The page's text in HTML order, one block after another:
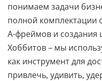
понимаем задачи
полной комплектации
А-фреймов и создания
Хоббитов – мы
как инструмент для
привлечь, удивить,